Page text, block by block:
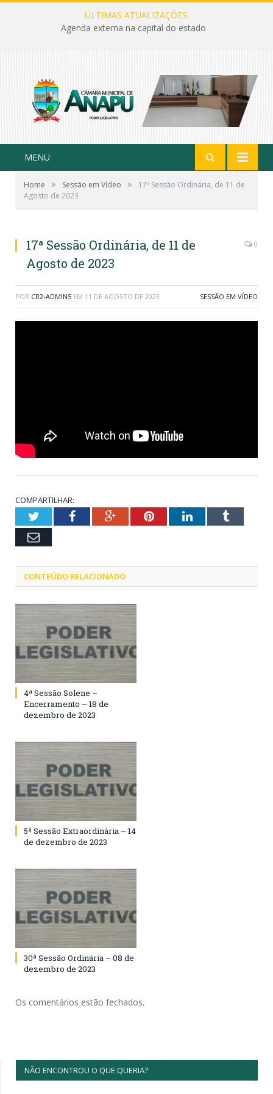
ÚLTIMAS ATUALIZAÇÕES:
Agenda externa na capital do estado
MENU
Home » Sessão em Vídeo »
17ª Sessão Ordinária, de 11 de
Agosto de 2023
17ª Sessão Ordinária, de 11 de
Agosto de 2023
0
POR CR2-ADMIN5 EM 11 DE AGOSTO DE 2023 SESSÃO EM VÍDEO
COMPARTILHAR:
TwitterFacebookGoogle+PinterestLinkedInTumblr
Email
CONTEÚDO RELACIONADO
4ª Sessão Solene –
Encerramento – 18 de
dezembro de 2023
5ª Sessão Extraordinária – 14
de dezembro de 2023
30ª Sessão Ordinária – 08 de
dezembro de 2023
Os comentários estão fechados.
NÃO ENCONTROU O QUE QUERIA?